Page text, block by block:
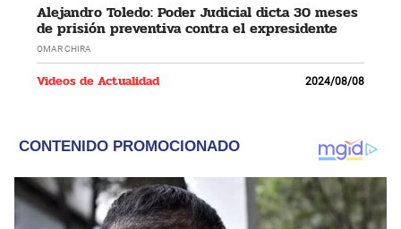
Alejandro Toledo: Poder Judicial dicta 30 meses
de prisión preventiva contra el expresidente
OMAR CHIRA
Videos de Actualidad 2024/08/08